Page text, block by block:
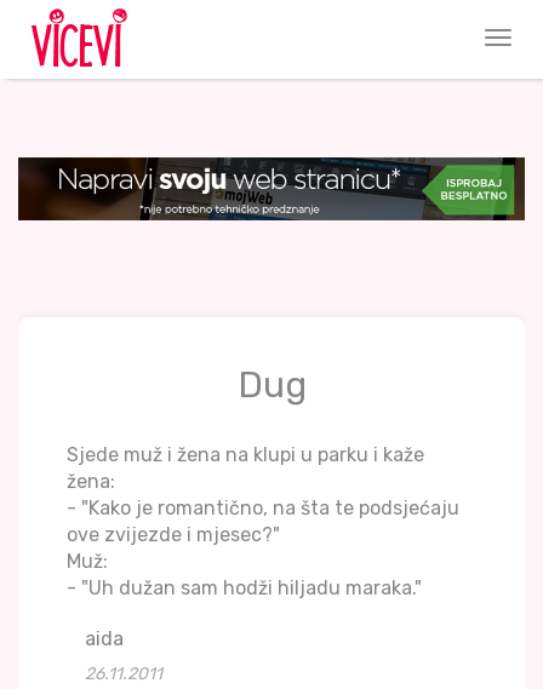
Dug
Sjede muž i žena na klupi u parku i kaže
žena:
- "Kako je romantično, na šta te podsjećaju
ove zvijezde i mjesec?"
Muž:
- "Uh dužan sam hodži hiljadu maraka."
aida
26.11.2011